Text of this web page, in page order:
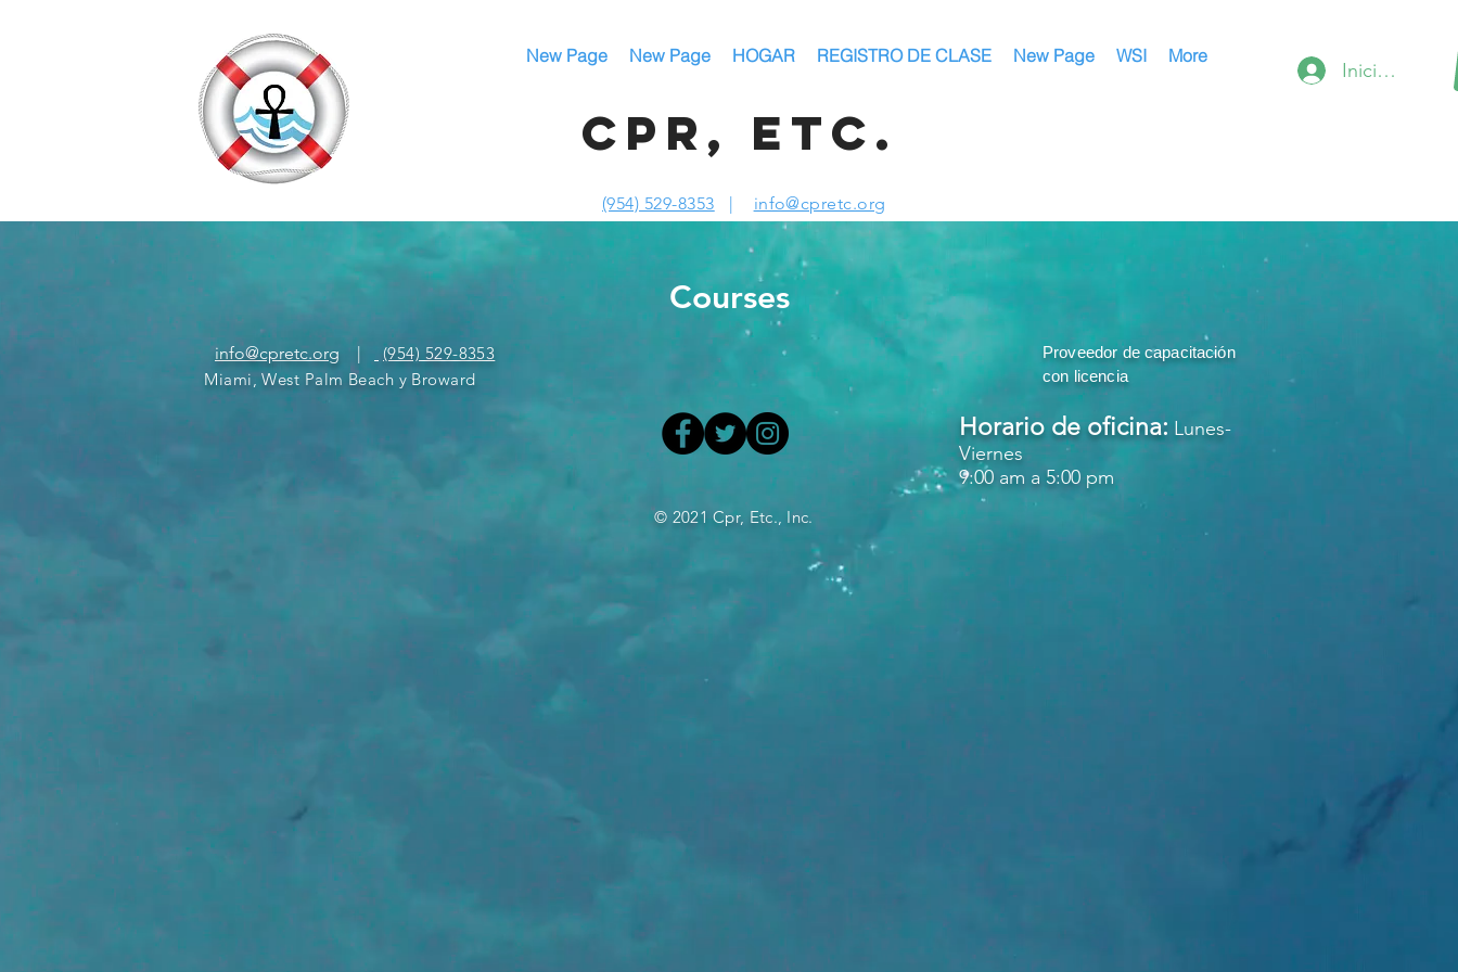
New Page New Page HOGAR REGISTRO DE CLASE New Page WSI More
CPR, ETC.
Iniciar sesión
(954) 529-8353 | info@cpretc.org
Courses
info@cpretc.org |
(954) 529-8353
Miami, West Palm Beach y Broward
Proveedor de capacitación
con licencia
Horario de oficina: Lunes-
Viernes
9:00 am a 5:00 pm
© 2021 Cpr, Etc., Inc.